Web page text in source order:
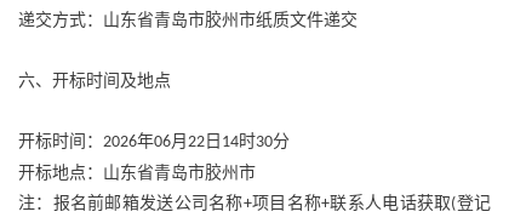
递交方式：山东省青岛市胶州市纸质文件递交
六、开标时间及地点
开标时间： 2026年06月 22 日 14时30分
开标地点：山东省青岛市胶州市
注：报名前邮箱发送公司名称+项目名称+联系人电话获取(登记